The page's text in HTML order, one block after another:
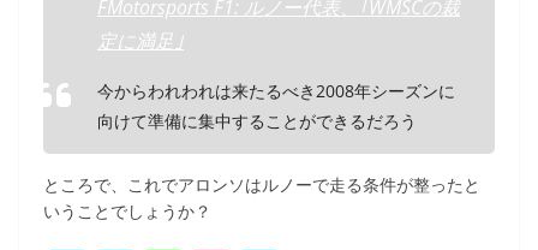
FMotorsports F1: ルノー代表、｢WMSCの裁
定に満足｣
今からわれわれは来たるべき2008年シーズンに
向けて準備に集中することができるだろう
ところで、これでアロンソはルノーで走る条件が整ったと
いうことでしょうか？